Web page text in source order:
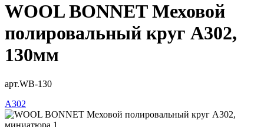
WOOL BONNET Меховой
полировальный круг A302,
130мм
арт.WB-130
A302